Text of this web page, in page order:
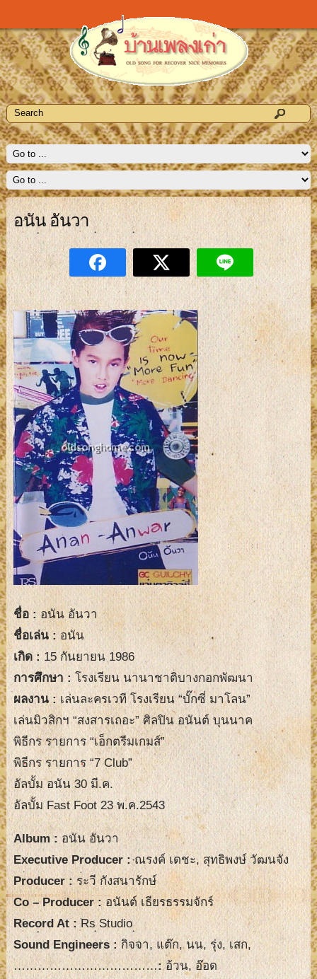
อนัน อันวา
ชื่อ : อนัน อันวา
ชื่อเล่น:อนัน
เกิด :15 กันยายน 1986
การศึกษา :โรงเรียน นานาชาติบางกอกพัฒนา
ผลงาน :เล่นละครเวที โรงเรียน “บั๊กซี่ มาโลน”
เล่นมิวสิกฯ “สงสารเถอะ” ศิลปิน อนันต์ บุนนาค
พิธีกร รายการ “เอ็กตรีมเกมส์”
พิธีกร รายการ “7 Club”
อัลบั้ม อนัน 30 มี.ค.
อัลบั้ม Fast Foot 23 พ.ค.2543
Album :อนัน อันวา
Executive Producer :ณรงค์ เดชะ, สุทธิพงษ์ วัฒนจัง
Producer :ระวี กังสนารักษ์
Co – Producer :อนันต์ เธียรธรรมจักร์
Record At :Rs Studio
Sound Engineers :กิจจา, แต๊ก, นน, รุ่ง, เสก,
………………………………:อ้วน, อ๊อด